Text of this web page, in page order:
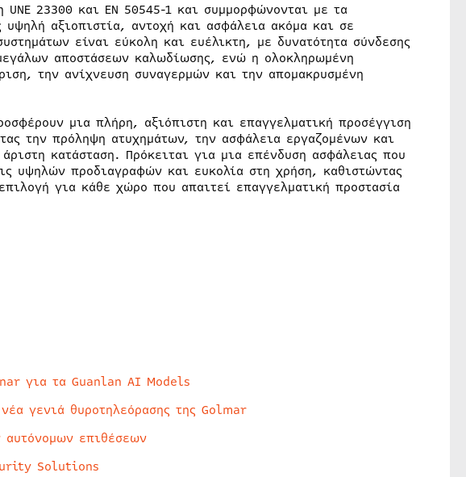
23300 και EN 50545-1 και συμμορφώνονται με τα
αξιοπιστία, αντοχή και ασφάλεια ακόμα και σε
είναι εύκολη και ευέλικτη, με δυνατότητα σύνδεσης
αποστάσεων καλωδίωσης, ενώ η ολοκληρωμένη
την ανίχνευση συναγερμών και την απομακρυσμένη
μια πλήρη, αξιόπιστη και επαγγελματική προσέγγιση
την πρόληψη ατυχημάτων, την ασφάλεια εργαζομένων και
κατάσταση. Πρόκειται για μια επένδυση ασφάλειας που
υψηλών προδιαγραφών και ευκολία στη χρήση, καθιστώντας
για κάθε χώρο που απαιτεί επαγγελματική προστασία
για τα Guanlan AI Models
γενιά θυροτηλεόρασης της Golmar
αυτόνομων επιθέσεων
Solutions